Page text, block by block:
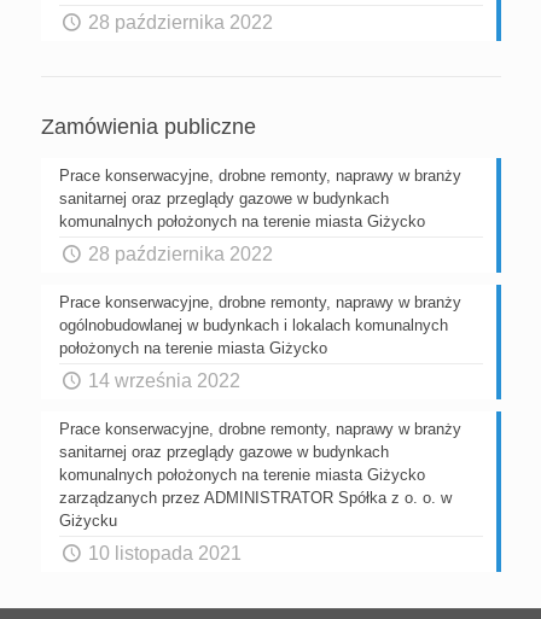
28 października 2022
Zamówienia publiczne
Prace konserwacyjne, drobne remonty, naprawy w branży
sanitarnej oraz przeglądy gazowe w budynkach
komunalnych położonych na terenie miasta Giżycko
28 października 2022
Prace konserwacyjne, drobne remonty, naprawy w branży
ogólnobudowlanej w budynkach i lokalach komunalnych
położonych na terenie miasta Giżycko
14 września 2022
Prace konserwacyjne, drobne remonty, naprawy w branży
sanitarnej oraz przeglądy gazowe w budynkach
komunalnych położonych na terenie miasta Giżycko
zarządzanych przez ADMINISTRATOR Spółka z o. o. w
Giżycku
10 listopada 2021